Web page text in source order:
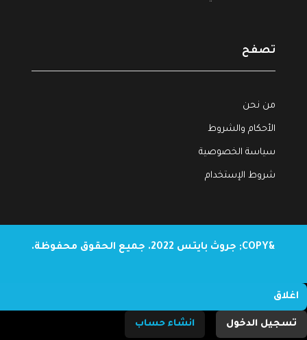
تصفح
من نحن
الأحكام والشروط
سياسة الخصوصية
شروط الإستخدام
&COPY; جروث بايتس 2022. جميع الحقوق محفوظة.
اغلاق
تسجيل الدخول انشاء حساب